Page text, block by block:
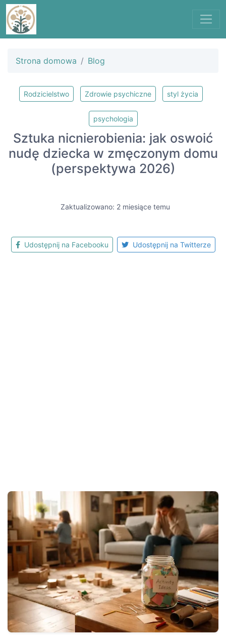
Strona domowa Blog
Rodzicielstwo Zdrowie psychiczne styl życia
psychologia
Sztuka nicnierobienia: jak oswoić
nudę dziecka w zmęczonym domu
(perspektywa 2026)
Zaktualizowano: 2 miesiące temu
Udostępnij na Facebooku Udostępnij na Twitterze